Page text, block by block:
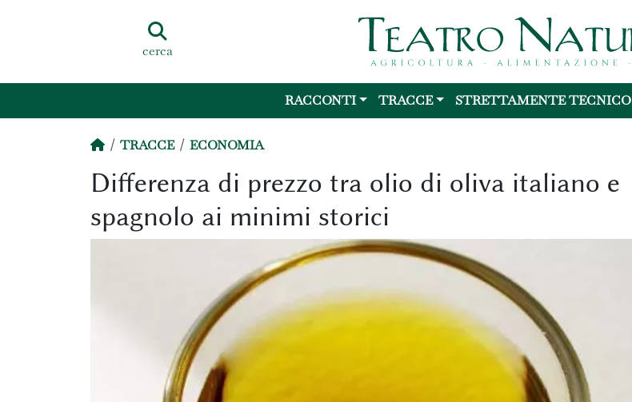
cerca
RACCONTI TRACCE STRETTAMENTE TECNICO
TRACCE ECONOMIA
Differenza di prezzo tra olio di oliva italiano e
spagnolo ai minimi storici